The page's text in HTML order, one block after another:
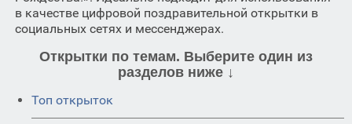
в качестве цифровой поздравительной открытки в
социальных сетях и мессенджерах.
Открытки по темам. Выберите один из
разделов ниже ↓
Топ открыток